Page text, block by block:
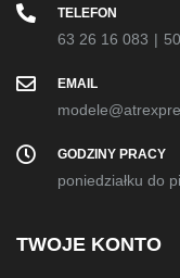
TELEFON
63 26 16 083 |
EMAIL
GODZINY PRACY
poniedziałku do
TWOJE KONTO